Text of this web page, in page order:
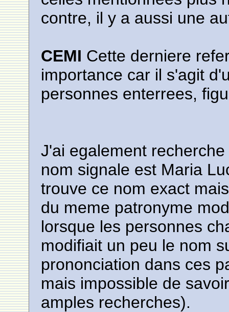
contre, il y a aussi une
CEMI Cette derniere
importance car il s'agit
personnes enterrees,
J'ai egalement
nom signale est Maria
trouve ce nom exact
du meme patronyme
lorsque les personnes
modifiait un peu le nom
prononciation dans ces
mais impossible de
amples recherches).